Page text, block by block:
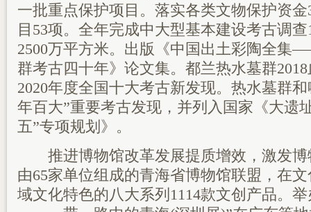
一批重点保护项目。落实各类文物保护资
目53项。全年完成中大型基本建设考古调
2500万平方米。出版《中国出土彩陶全集
群考古四十年》论文集。都兰热水墓群
2020年度全国十大考古新发现。热水墓群
年百大”重要考古发现，并列入国家《大遗
五”专项规划》。
推进博物馆改革发展提质增效，激发博
由65家单位组成的青海省博物馆联盟，在
域文化特色的八大系列1114款文创产品。举